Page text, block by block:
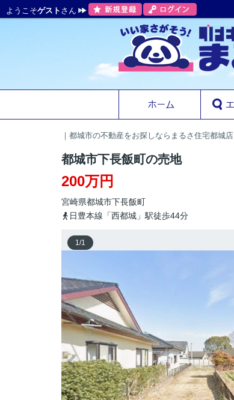
ようこそゲスト さん
｜都城市の不動産をお探しならまるさ住宅都城店
都城市下長飯町の売地
200万円
宮崎県都城市下長飯町
日豊本線「西都城」駅徒歩44分
1/1